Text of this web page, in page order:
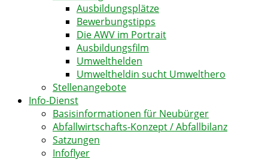
Ausbildungsplätze
Bewerbungstipps
Die AWV im Portrait
Ausbildungsfilm
Umwelthelden
Umweltheldin sucht Umwelthero
Stellenangebote
Info-Dienst
Basisinformationen für Neubürger
Abfallwirtschafts-Konzept / Abfallbilanz
Satzungen
Infoflyer